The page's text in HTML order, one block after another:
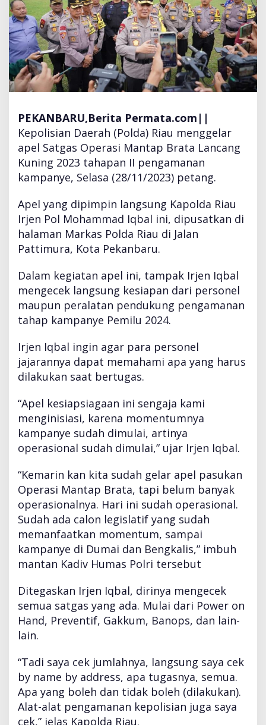
A
m
a
n
k
a
n
P
o
s
s
P
e
i
u
d
a
T
h
a
p
n
a
m
a
n
y
e
PEKANBARU,Berita Permata.com||
Kepolisian Daerah (Polda) Riau menggelar
apel Satgas Operasi Mantap Brata Lancang
Kuning 2023 tahapan II pengamanan
kampanye, Selasa (28/11/2023) petang.
Apel yang dipimpin langsung Kapolda Riau
Irjen Pol Mohammad Iqbal ini, dipusatkan di
halaman Markas Polda Riau di Jalan
Pattimura, Kota Pekanbaru.
Dalam kegiatan apel ini, tampak Irjen Iqbal
mengecek langsung kesiapan dari personel
maupun peralatan pendukung pengamanan
tahap kampanye Pemilu 2024.
Irjen Iqbal ingin agar para personel
jajarannya dapat memahami apa yang harus
dilakukan saat bertugas.
“Apel kesiapsiagaan ini sengaja kami
menginisiasi, karena momentumnya
kampanye sudah dimulai, artinya
operasional sudah dimulai,” ujar Irjen Iqbal.
“Kemarin kan kita sudah gelar apel pasukan
Operasi Mantap Brata, tapi belum banyak
operasionalnya. Hari ini sudah operasional.
Sudah ada calon legislatif yang sudah
memanfaatkan momentum, sampai
kampanye di Dumai dan Bengkalis,” imbuh
mantan Kadiv Humas Polri tersebut
Ditegaskan Irjen Iqbal, dirinya mengecek
semua satgas yang ada. Mulai dari Power on
Hand, Preventif, Gakkum, Banops, dan lain-
lain.
“Tadi saya cek jumlahnya, langsung saya cek
by name by address, apa tugasnya, semua.
Apa yang boleh dan tidak boleh (dilakukan).
Alat-alat pengamanan kepolisian juga saya
cek,” jelas Kapolda Riau.